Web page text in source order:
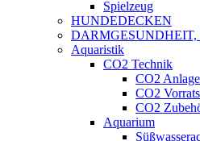
Spielzeug
HUNDEDECKEN
Aquaristik
CO2 Technik
CO2
CO2
CO2
Aquarium